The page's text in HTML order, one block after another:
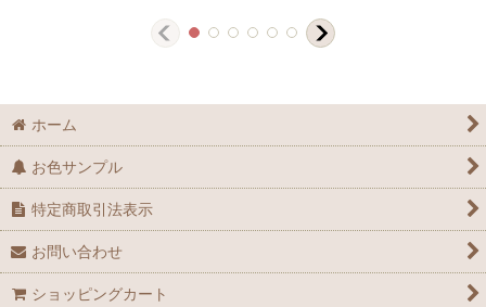
ホーム
お色サンプル
特定商取引法表示
お問い合わせ
ショッピングカート